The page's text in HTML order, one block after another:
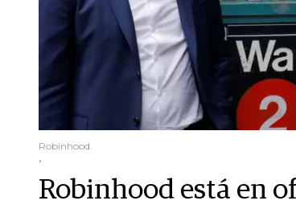
Robinhood.
.
Robinhood está en